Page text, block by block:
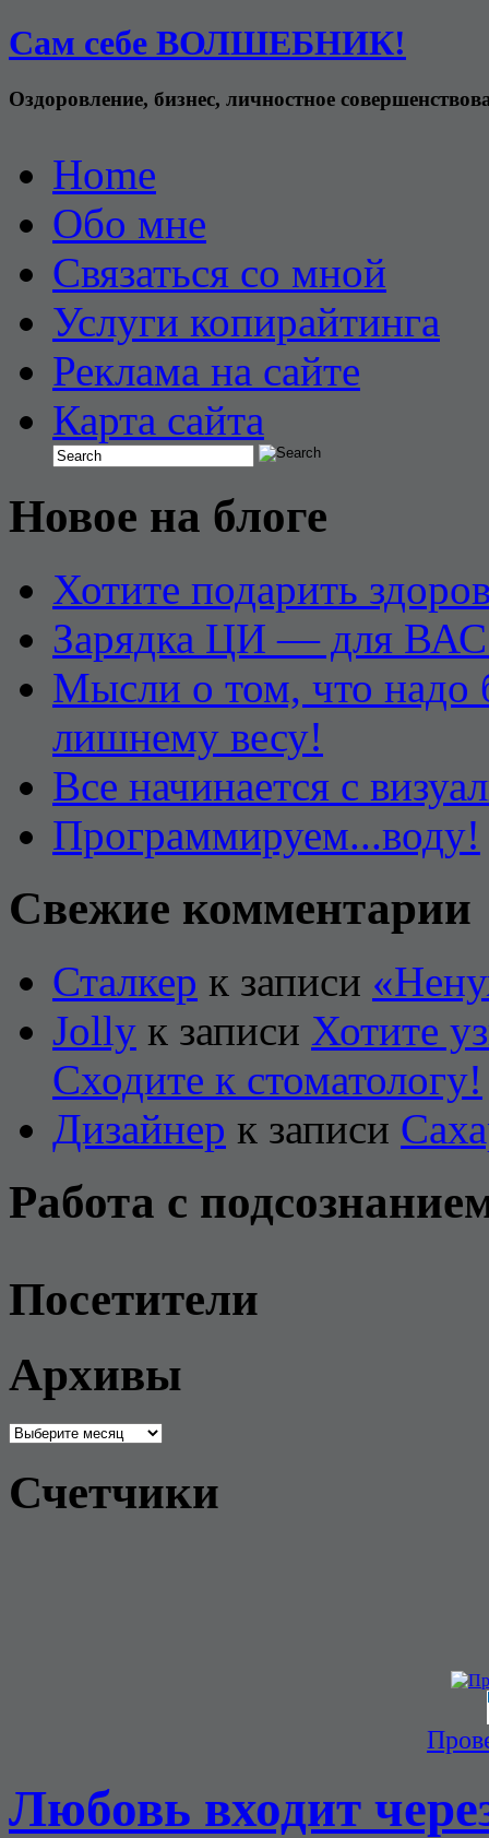
Сам себе ВОЛШЕБНИК!
Оздоровление, бизнес, личностное
Home
Обо мне
Связаться со мной
Услуги копирайтинга
Реклама на сайте
Карта сайта
Новое на блоге
Хотите подарить
Зарядка ЦИ — для
Мысли о том, что надо
лишнему весу!
Все начинается с
Программируем...воду!
Свежие комментарии
Сталкер к записи
Jolly к записи Хотите
Сходите к стоматологу!
Дизайнер к записи
Работа с
Посетители
Архивы
Архивы
Счетчики
Любовь входит